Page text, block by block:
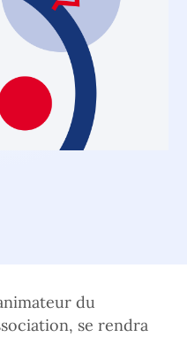
du
se rendra